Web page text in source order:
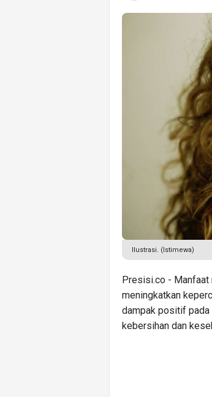
Ilustrasi. (Istimewa)
Presisi.co - Manfaat
meningkatkan
dampak positif pada
kebersihan dan